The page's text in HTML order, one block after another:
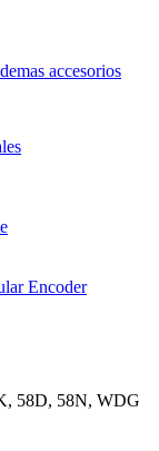
accesorios
Encoder
58D, 58N, WDG